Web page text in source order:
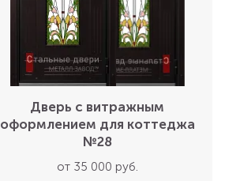
Дверь с витражным
оформлением для коттеджа
№28
от 35 000 руб.